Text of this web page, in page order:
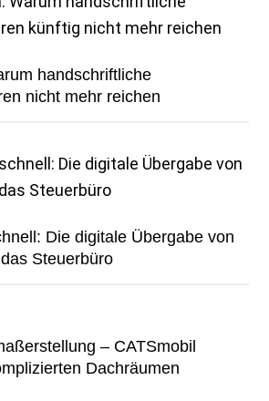
handschriftliche
nicht mehr reichen
Die digitale Übergabe von
Steuerbüro
– CATSmobil
Dachräumen